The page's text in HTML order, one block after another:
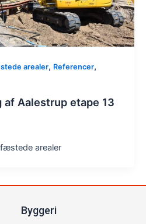
arealer, Referencer,
af Aalestrup etape 13
arealer
Byggeri